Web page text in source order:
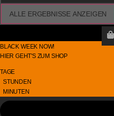
ALLE ERGEBNISSE ANZEIGEN
BL ACK WEEK NOW!
HIER GEHT'S ZUM SHOP
TAGE
STUNDEN
MINUTEN